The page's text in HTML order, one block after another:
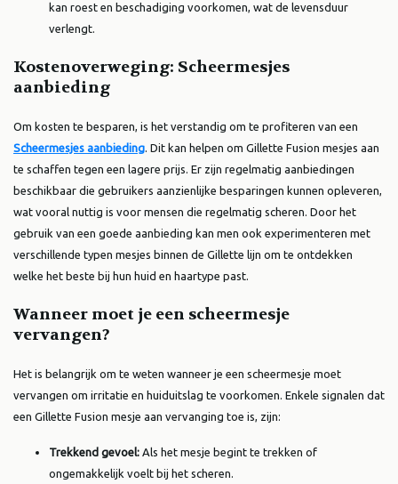
kan roest en beschadiging voorkomen, wat de levensduur
verlengt.
Kostenoverweging: Scheermesjes
aanbieding
Om kosten te besparen, is het verstandig om te profiteren van een
Scheermesjes aanbieding. Dit kan helpen om Gillette Fusion mesjes aan
te schaffen tegen een lagere prijs. Er zijn regelmatig aanbiedingen
beschikbaar die gebruikers aanzienlijke besparingen kunnen opleveren,
wat vooral nuttig is voor mensen die regelmatig scheren. Door het
gebruik van een goede aanbieding kan men ook experimenteren met
verschillende typen mesjes binnen de Gillette lijn om te ontdekken
welke het beste bij hun huid en haartype past.
Wanneer moet je een scheermesje
vervangen?
Het is belangrijk om te weten wanneer je een scheermesje moet
vervangen om irritatie en huiduitslag te voorkomen. Enkele signalen dat
een Gillette Fusion mesje aan vervanging toe is, zijn:
Trekkend gevoel: Als het mesje begint te trekken of
ongemakkelijk voelt bij het scheren.